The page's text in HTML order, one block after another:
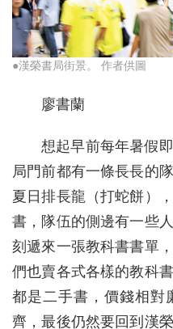
●漢榮書局街景。 作者供圖
廖書蘭
想起早前每年暑假
局門前都有一條長長的
夏日排長龍（打蛇餅）
書，隊伍的側邊有一些
刻遞來一張教科書書單
們也賣各式各樣的教科
都是二手書，價錢相對
齊，最後仍然要回到漢